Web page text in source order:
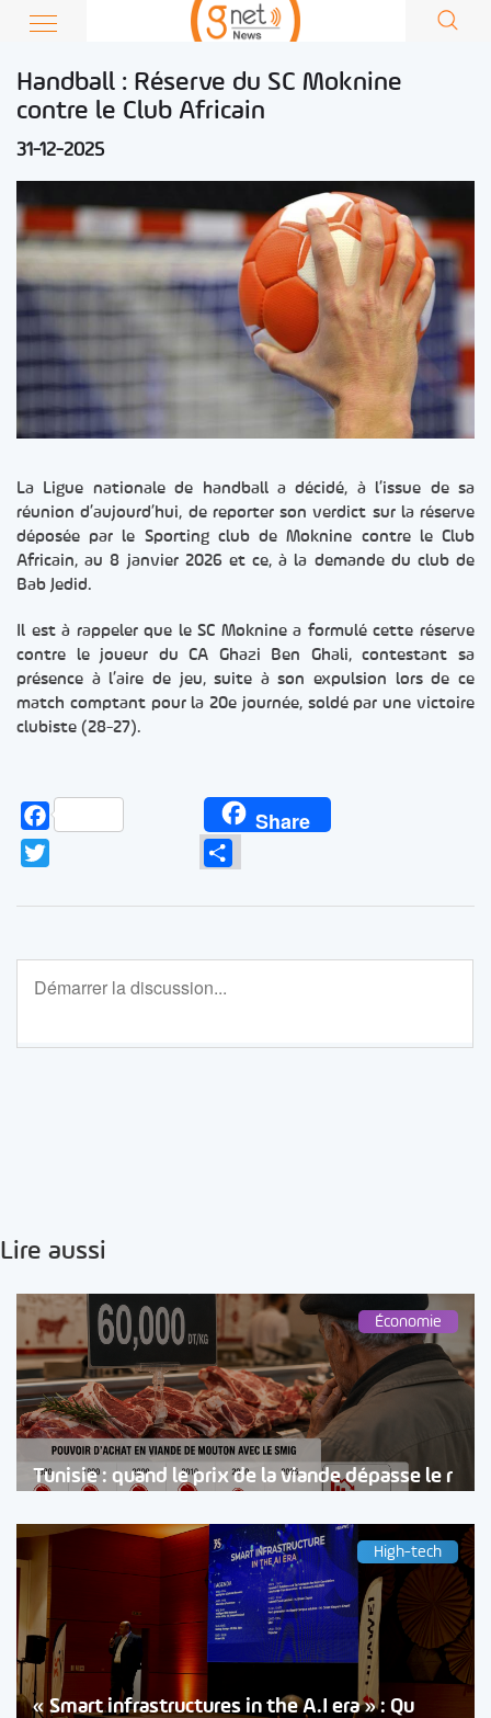
Handball : Réserve du SC Moknine
contre le Club Africain
31-12-2025
La Ligue nationale de handball a décidé, à l’issue de sa
réunion d’aujourd’hui, de reporter son verdict sur la réserve
déposée par le Sporting club de Moknine contre le Club
Africain, au 8 janvier 2026 et ce, à la demande du club de
Bab Jedid.
Il est à rappeler que le SC Moknine a formulé cette réserve
contre le joueur du CA Ghazi Ben Ghali, contestant sa
présence à l’aire de jeu, suite à son expulsion lors de ce
match comptant pour la 20e journée, soldé par une victoire
clubiste (28-27).
Facebook Share
Lire aussi
Économie
Tunisie : quand le prix de la viande dépasse le r
High-tech
« Smart infrastructures in the A.I era » : Qu